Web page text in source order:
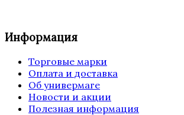
Информация
Торговые марки
Оплата и доставка
Об универмаге
Новости и акции
Полезная информация